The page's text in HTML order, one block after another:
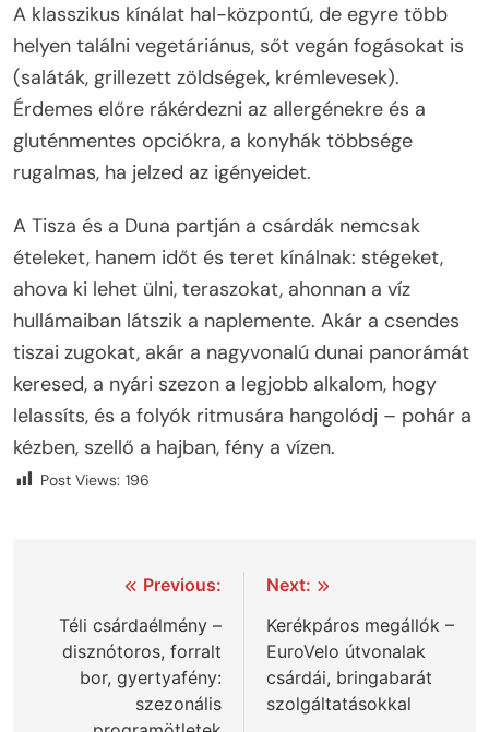
A klasszikus kínálat hal-központú, de egyre több
helyen találni vegetáriánus, sőt vegán fogásokat is
(saláták, grillezett zöldségek, krémlevesek).
Érdemes előre rákérdezni az allergénekre és a
gluténmentes opciókra, a konyhák többsége
rugalmas, ha jelzed az igényeidet.
A Tisza és a Duna partján a csárdák nemcsak
ételeket, hanem időt és teret kínálnak: stégeket,
ahova ki lehet ülni, teraszokat, ahonnan a víz
hullámaiban látszik a naplemente. Akár a csendes
tiszai zugokat, akár a nagyvonalú dunai panorámát
keresed, a nyári szezon a legjobb alkalom, hogy
lelassíts, és a folyók ritmusára hangolódj – pohár a
kézben, szellő a hajban, fény a vízen.
Post Views: 196
Bejegyzés
navigáció
Previous:
Téli csárdaélmény –
disznótoros, forralt
bor, gyertyafény:
szezonális
Next:
Kerékpáros megállók –
EuroVelo útvonalak
csárdái, bringabarát
szolgáltatásokkal